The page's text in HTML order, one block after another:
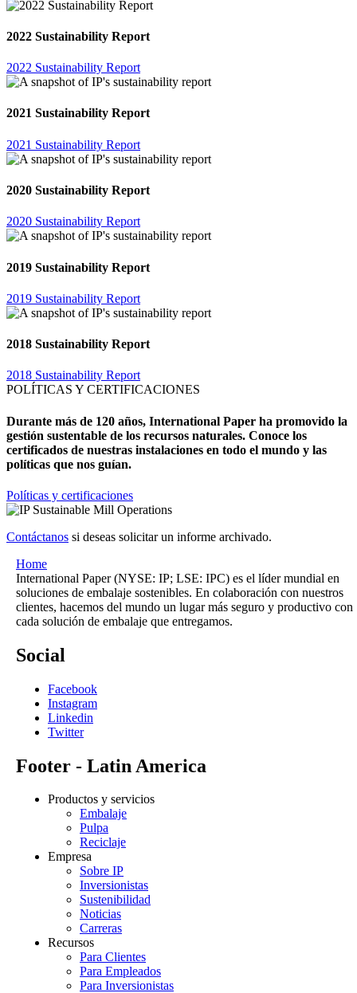
2022 Sustainability Report
2022 Sustainability Report
2021 Sustainability Report
2021 Sustainability Report
2020 Sustainability Report
2020 Sustainability Report
2019 Sustainability Report
2019 Sustainability Report
2018 Sustainability Report
2018 Sustainability Report
POLÍTICAS Y CERTIFICACIONES
Durante más de 120 años, International Paper ha promovido la
gestión sustentable de los recursos naturales. Conoce los
certificados de nuestras instalaciones en todo el mundo y las
políticas que nos guían.
Políticas y certificaciones
Contáctanos si deseas solicitar un informe archivado.
Home
International Paper (NYSE: IP; LSE: IPC) es el líder mundial en
soluciones de embalaje sostenibles. En colaboración con nuestros
clientes, hacemos del mundo un lugar más seguro y productivo con
cada solución de embalaje que entregamos.
Social
Facebook
Instagram
Linkedin
Twitter
Footer - Latin America
Productos y servicios
Embalaje
Pulpa
Reciclaje
Empresa
Sobre IP
Inversionistas
Sustenibilidad
Noticias
Carreras
Recursos
Para Clientes
Para Empleados
Para Inversionistas